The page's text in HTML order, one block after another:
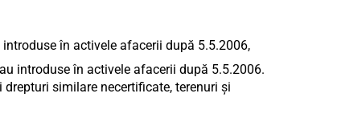
în activele afacerii după 5.5.2006,
introduse în activele afacerii după 5.5.2006.
similare necertificate, terenuri și